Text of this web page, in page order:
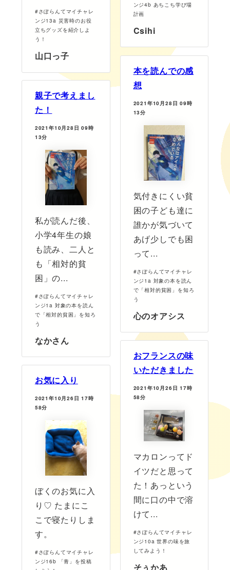
ンジ4b あちこち学び場
計画
Csihi
#さぽらんてマイチャレ
ンジ13a 災害時のお役
立ちグッズを紹介しよ
う！
山口っ子
本を読んでの感
想
2021年10月28日 09時
13分
気付きにくい貧
困の子ども達に
誰かが気づいて
あげ少しでも困
って...
#さぽらんてマイチャレ
ンジ1a 対象の本を読ん
で「相対的貧困」を知ろ
う
心のオアシス
親子で考えまし
た！
2021年10月28日 09時
13分
私が読んだ後、
小学4年生の娘
も読み、二人と
も「相対的貧
困」の...
#さぽらんてマイチャレ
ンジ1a 対象の本を読ん
で「相対的貧困」を知ろ
う
なかさん
おフランスの味
いただきました
2021年10月26日 17時
58分
マカロンってド
イツだと思って
た！あっという
間に口の中で溶
けて...
#さぽらんてマイチャレ
ンジ10a 世界の味を旅
してみよう！
そぅかあ
お気に入り
2021年10月26日 17時
58分
ぼくのお気に入
り♡ たまにこ
こで寝たりしま
す。
#さぽらんてマイチャレ
ンジ16b 「青」を投稿